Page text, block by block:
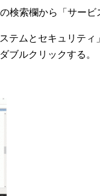
検索欄から「サー
テムとセキュリテ
ブルクリックする。